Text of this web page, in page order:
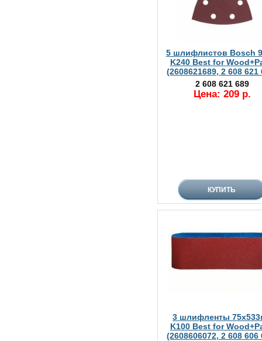
5 шлифлистов Bosch
K240 Best for
(2608621689, 2 608 621
2 608 621 689
Цена: 209 р.
3 шлифленты
K100 Best for
(2608606072, 2 608 606